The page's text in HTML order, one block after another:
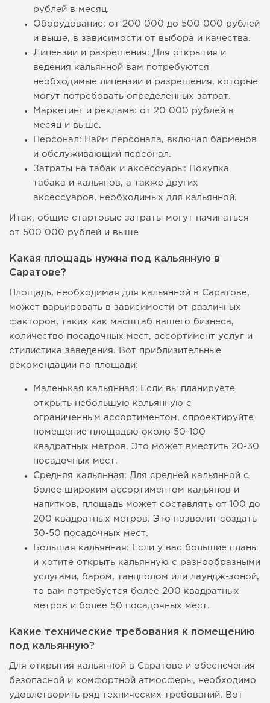
рублей в месяц.
Оборудование: от 200 000 до 500 000 рублей
и выше, в зависимости от выбора и качества.
Лицензии и разрешения: Для открытия и
ведения кальянной вам потребуются
необходимые лицензии и разрешения, которые
могут потребовать определенных затрат.
Маркетинг и реклама: от 20 000 рублей в
месяц и выше.
Персонал: Найм персонала, включая барменов
и обслуживающий персонал.
Затраты на табак и аксессуары: Покупка
табака и кальянов, а также других
аксессуаров, необходимых для кальянной.
Итак, общие стартовые затраты могут начинаться
от 500 000 рублей и выше
Какая площадь нужна под кальянную в
Саратове?
Площадь, необходимая для кальянной в Саратове,
может варьировать в зависимости от различных
факторов, таких как масштаб вашего бизнеса,
количество посадочных мест, ассортимент услуг и
стилистика заведения. Вот приблизительные
рекомендации по площади:
Маленькая кальянная: Если вы планируете
открыть небольшую кальянную с
ограниченным ассортиментом, спроектируйте
помещение площадью около 50-100
квадратных метров. Это может вместить 20-30
посадочных мест.
Средняя кальянная: Для средней кальянной с
более широким ассортиментом кальянов и
напитков, площадь может составлять от 100 до
200 квадратных метров. Это позволит создать
30-50 посадочных мест.
Большая кальянная: Если у вас большие планы
и хотите открыть кальянную с разнообразными
услугами, баром, танцполом или лаундж-зоной,
то вам потребуется более 200 квадратных
метров и более 50 посадочных мест.
Какие технические требования к помещению
под кальянную?
Для открытия кальянной в Саратове и обеспечения
безопасной и комфортной атмосферы, необходимо
удовлетворить ряд технических требований. Вот